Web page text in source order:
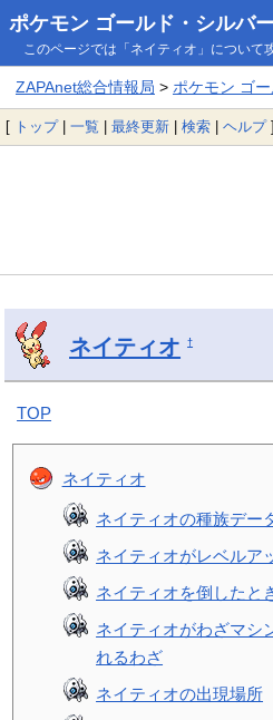
ポケモン ゴールド・シルバ
このページでは「ネイティオ」について
ZAPAnet総合情報局 > ポケモン ゴ
[ トップ| 一覧 | 最終更新 | 検索 | ヘルプ
ネイティオ †
TOP
ネイティオ
ネイティオの種族デー
ネイティオがレベルア
ネイティオを倒したと
ネイティオがわざマシ
れるわざ
ネイティオの出現場所